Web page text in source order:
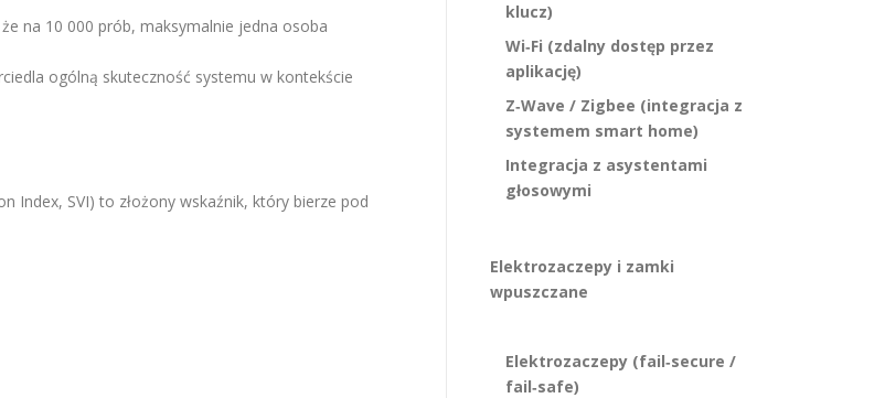
na 10 000 prób, maksymalnie jedna osoba
ogólną skuteczność systemu w kontekście
Index, SVI) to złożony wskaźnik, który bierze pod
klucz)
Wi‑Fi (zdalny dostęp przez
aplikację)
Z‑Wave / Zigbee (integracja z
systemem smart home)
Integracja z asystentami
głosowymi
Elektrozaczepy i zamki
wpuszczane
Elektrozaczepy (fail‑secure /
fail‑safe)